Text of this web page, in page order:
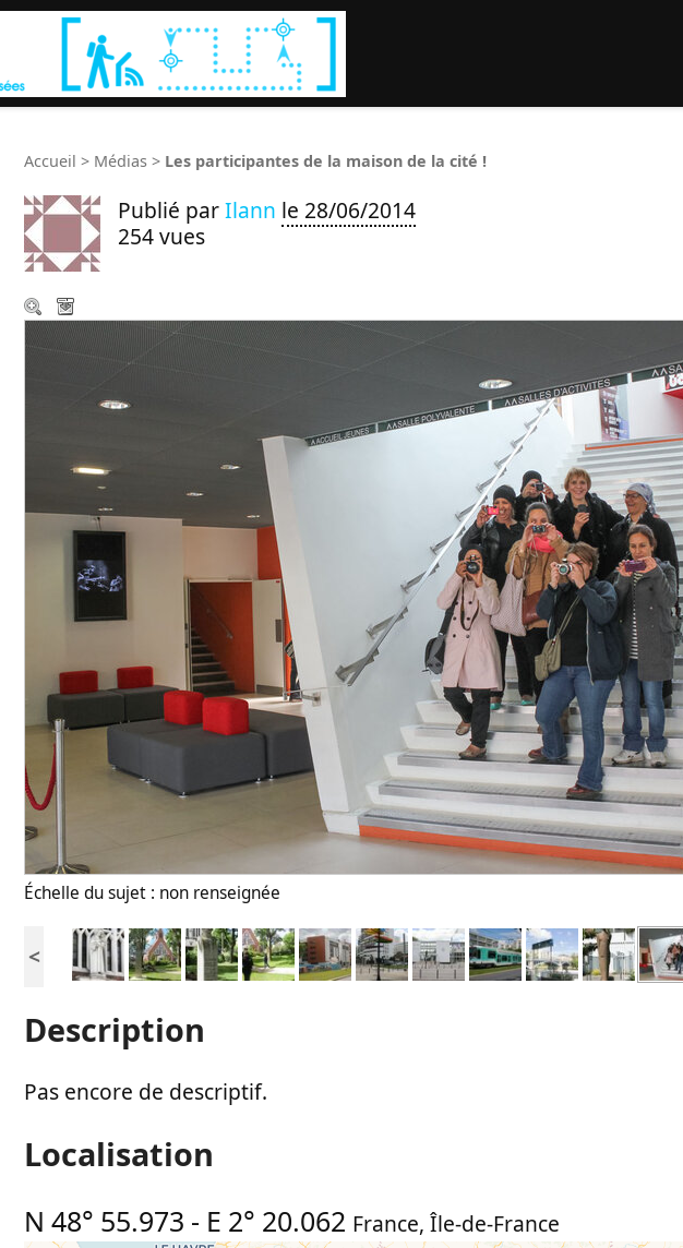
Accueil > Médias > Les participantes de la maison de la cité !
Publié parIlann le 28/06/2014
254 vues
Échelle du sujet : non renseignée
<
Description
Pas encore de descriptif.
Localisation
N 48° 55.973 - E 2° 20.062 France, Île-de-France